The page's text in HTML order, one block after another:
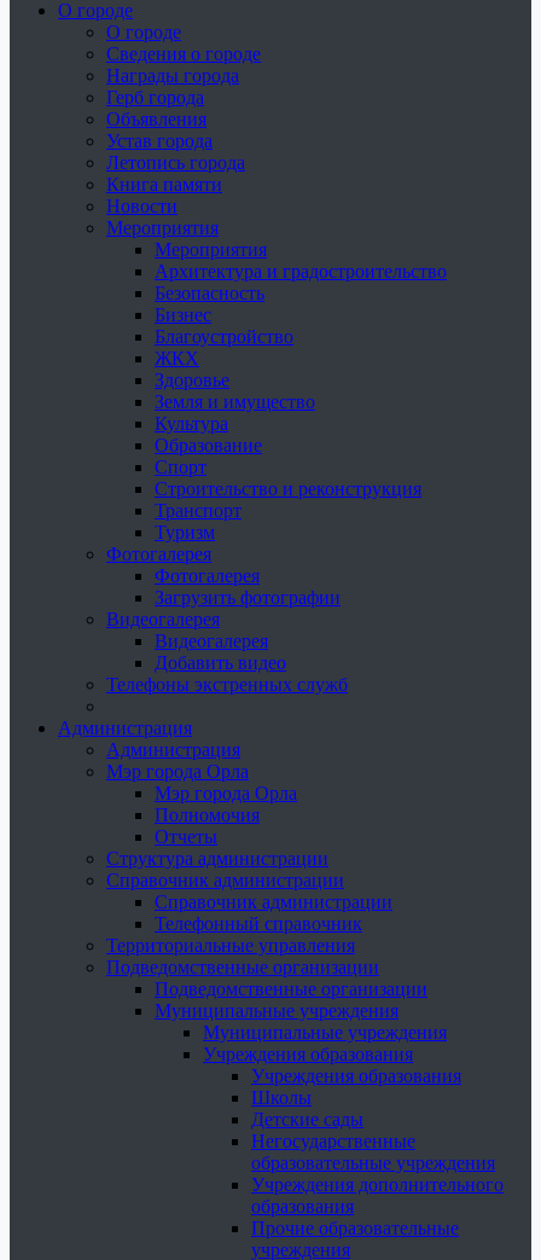
О городе
О городе
Сведения о городе
Награды города
Герб города
Объявления
Устав города
Летопись города
Книга памяти
Новости
Мероприятия
Мероприятия
Архитектура и градостроительство
Безопасность
Бизнес
Благоустройство
ЖКХ
Здоровье
Земля и имущество
Культура
Образование
Спорт
Строительство и реконструкция
Транспорт
Туризм
Фотогалерея
Фотогалерея
Загрузить фотографии
Видеогалерея
Видеогалерея
Добавить видео
Телефоны экстренных служб
Администрация
Администрация
Мэр города Орла
Мэр города Орла
Полномочия
Отчеты
Структура администрации
Справочник администрации
Справочник администрации
Телефонный справочник
Территориальные управления
Подведомственные организации
Подведомственные организации
Муниципальные учреждения
Муниципальные учреждения
Учреждения образования
Учреждения образования
Школы
Детские сады
Негосударственные
образовательные учреждения
Учреждения дополнительного
образования
Прочие образовательные
учреждения